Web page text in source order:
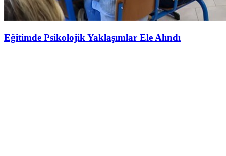
Eğitimde Psikolojik Yaklaşımlar Ele Alındı